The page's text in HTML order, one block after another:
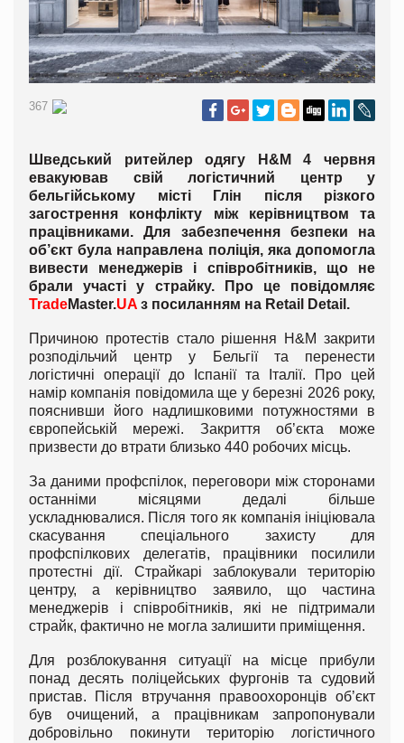
367
Шведський ритейлер одягу H&M 4 червня
евакуював свій логістичний центр у
бельгійському місті Глін після різкого
загострення конфлікту між керівництвом та
працівниками. Для забезпечення безпеки на
об’єкт була направлена поліція, яка допомогла
вивести менеджерів і співробітників, що не
брали участі у страйку. Про це повідомляє
TradeMaster.UA з посиланням на Retail Detail .
Причиною протестів стало рішення H&M закрити
розподільчий центр у Бельгії та перенести
логістичні операції до Іспанії та Італії. Про цей
намір компанія повідомила ще у березні 2026 року,
пояснивши його надлишковими потужностями в
європейській мережі. Закриття об’єкта може
призвести до втрати близько 440 робочих місць.
За даними профспілок, переговори між сторонами
останніми місяцями дедалі більше
ускладнювалися. Після того як компанія ініціювала
скасування спеціального захисту для
профспілкових делегатів, працівники посилили
протестні дії. Страйкарі заблокували територію
центру, а керівництво заявило, що частина
менеджерів і співробітників, які не підтримали
страйк, фактично не могла залишити приміщення.
Для розблокування ситуації на місце прибули
понад десять поліцейських фургонів та судовий
пристав. Після втручання правоохоронців об’єкт
був очищений, а працівникам запропонували
добровільно покинути територію логістичного